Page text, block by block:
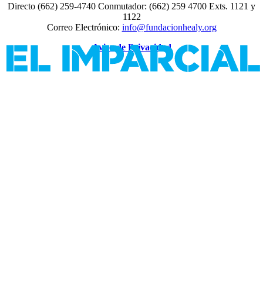
Directo (662) 259-4740 Conmutador: (662) 259 4700 Exts. 1121 y
1122
Correo Electrónico: info@fundacionhealy.org
Aviso de Privacidad